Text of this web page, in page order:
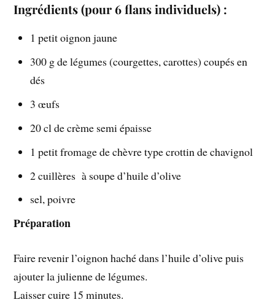
Ingrédients (pour 6 flans individuels) :
1 petit oignon jaune
300 g de légumes (courgettes, carottes) coupés en
dés
3 œufs
20 cl de crème semi épaisse
1 petit fromage de chèvre type crottin de chavignol
2 cuillères à soupe d’huile d’olive
sel, poivre
Préparation
Faire revenir l’oignon haché dans l’huile d’olive puis
ajouter la julienne de légumes.
Laisser cuire 15 minutes.